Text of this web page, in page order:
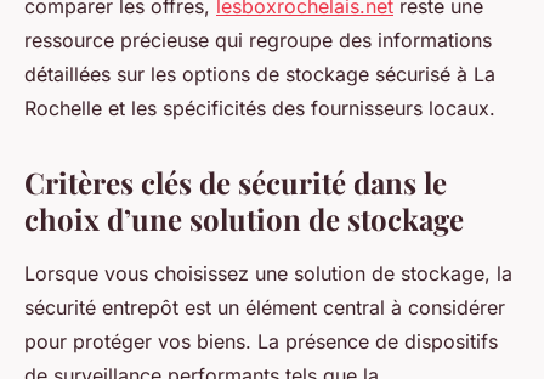
comparer les offres, lesboxrochelais.net reste une
ressource précieuse qui regroupe des informations
détaillées sur les options de stockage sécurisé à La
Rochelle et les spécificités des fournisseurs locaux.
Critères clés de sécurité dans le
choix d’une solution de stockage
Lorsque vous choisissez une solution de stockage, la
sécurité entrepôt est un élément central à considérer
pour protéger vos biens. La présence de dispositifs